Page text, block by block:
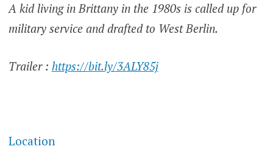
A kid living in Brittany in the 1980s is called up for
military service and drafted to West Berlin.
Trailer : https://bit.ly/3ALY85j
Location